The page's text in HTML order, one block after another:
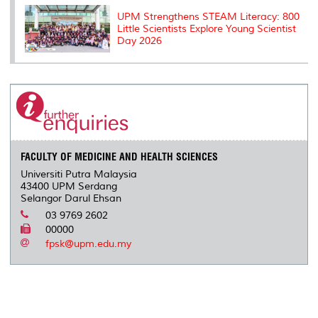
UPM Strengthens STEAM Literacy: 800
Little Scientists Explore Young Scientist
Day 2026
FACULTY OF MEDICINE AND HEALTH SCIENCES
Universiti Putra Malaysia
43400 UPM Serdang
Selangor Darul Ehsan
03 9769 2602
00000
fpsk@upm.edu.my